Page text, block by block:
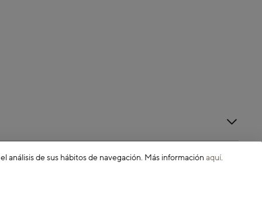
de sus hábitos de navegación. Más información aquí.